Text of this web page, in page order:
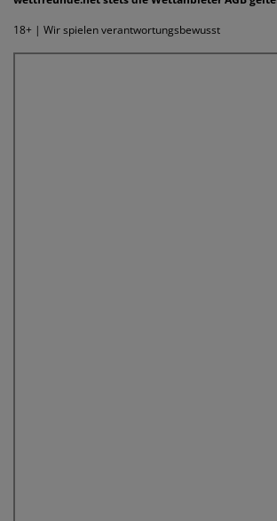
18+ | Wir spielen verantwortungsbewusst